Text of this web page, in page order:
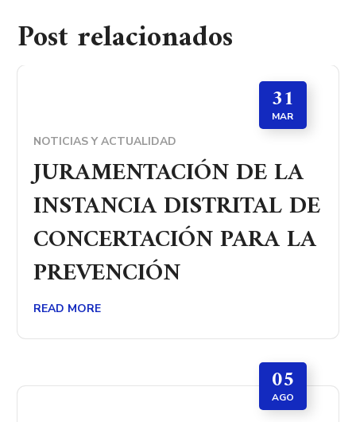
Post relacionados
31
MAR
NOTICIAS Y ACTUALIDAD
JURAMENTACIÓN DE LA
INSTANCIA DISTRITAL DE
CONCERTACIÓN PARA LA
PREVENCIÓN
READ MORE
05
AGO